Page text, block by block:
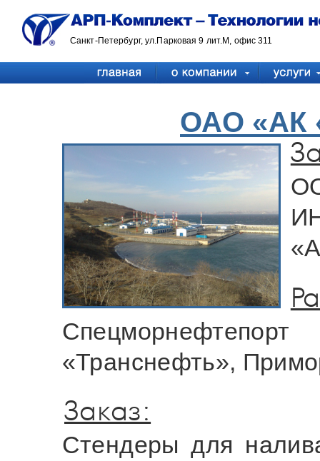
Санкт-Петербург, ул.Парковая 9 лит.М, офис 311
ОАО «АК
«Транснефть»,
Заказ:
Стендеры для